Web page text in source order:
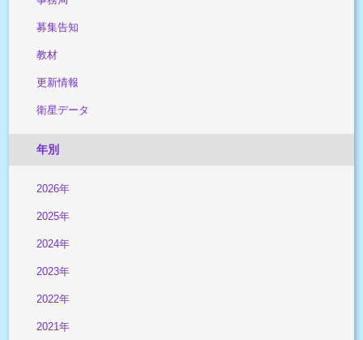
募集告知
教材
更新情報
衛星データ
年別
2026年
2025年
2024年
2023年
2022年
2021年